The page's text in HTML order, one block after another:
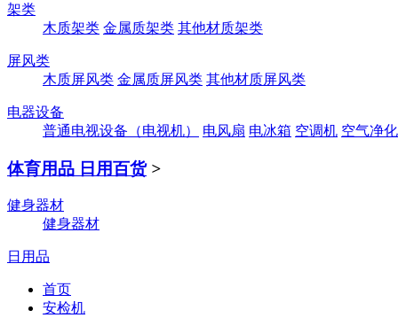
架类
木质架类 金属质架类 其他材质架类
屏风类
木质屏风类 金属质屏风类 其他材质屏风类
电器设备
普通电视设备（电视机）
电风扇 电冰箱 空调机 空气净
体育用品 日用百货 >
健身器材
健身器材
日用品
首页
安检机